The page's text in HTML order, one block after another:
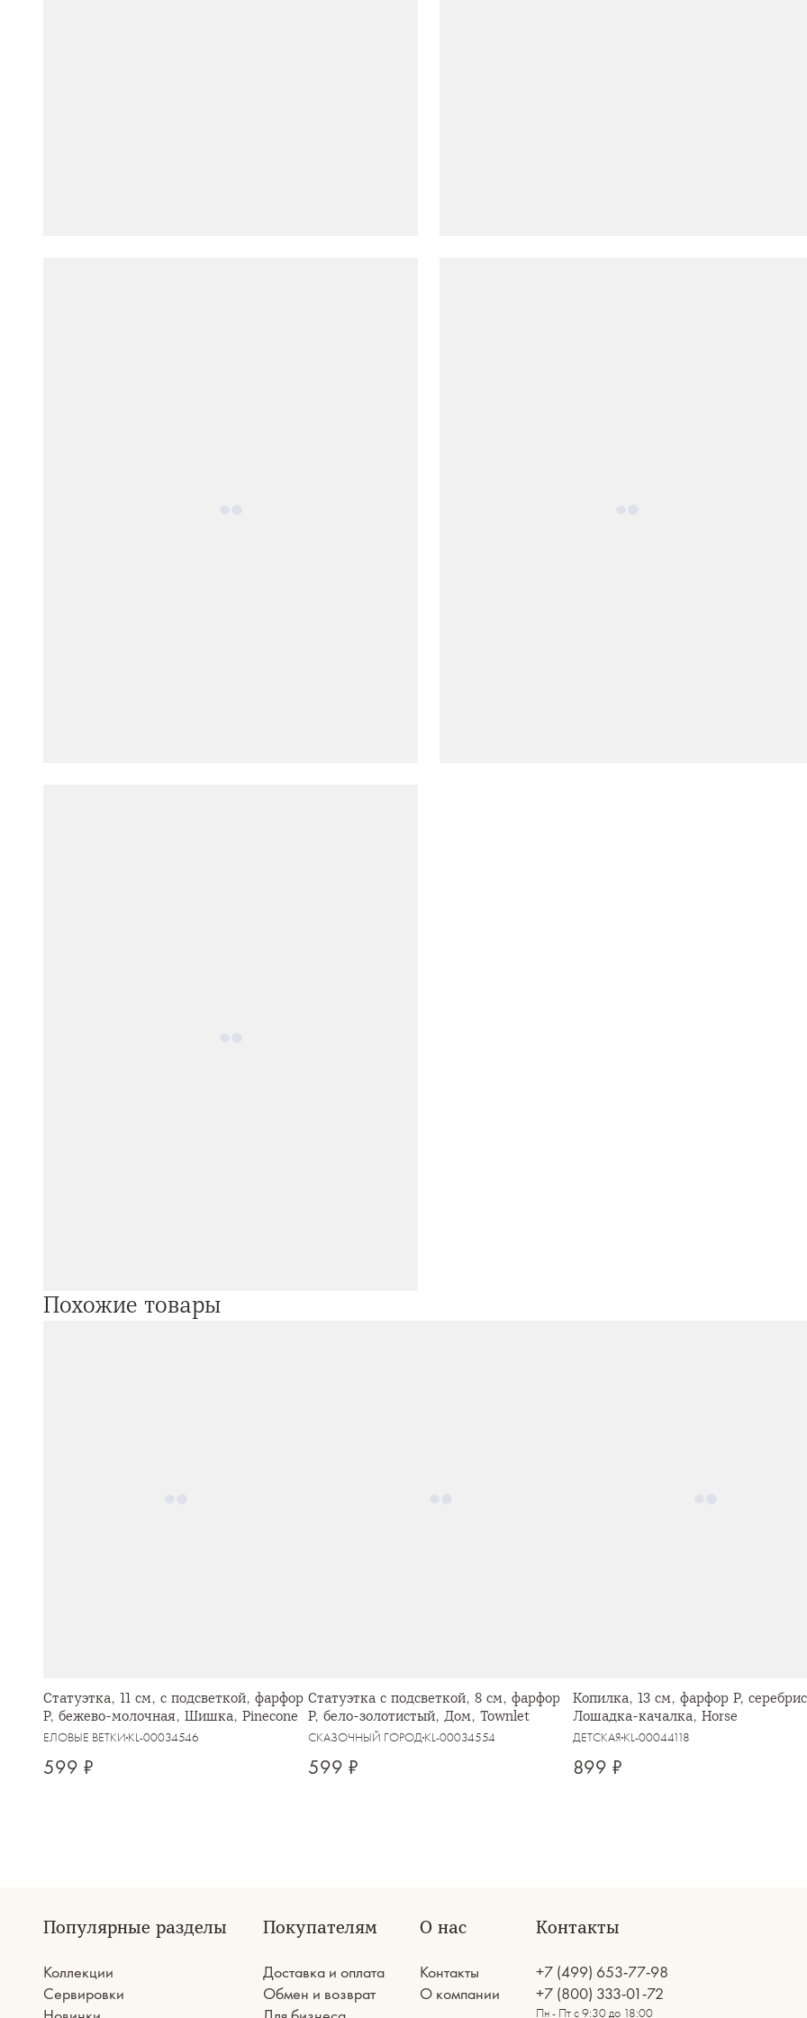
Похожие товары
Статуэтка, 11 см, с подсветкой, фарфор
P, бежево-молочная, Шишка, Pinecone
ЕЛОВЫЕ ВЕТКИ KL-00034546
599 ₽
Статуэтка с подсветкой, 8 см, фарфор
P, бело-золотистый, Дом, Townlet
СКАЗОЧНЫЙ ГОРОДKL-00034554
599 ₽
Копилка, 13 см, фарфор P,
Лошадка-качалка, Horse
ДЕТСКАЯ KL-00044118
899 ₽
Популярные разделы
Коллекции
Сервировки
Покупателям
Доставка и оплата
Обмен и возврат
О нас
Контакты
О компании
Контакты
+7 (499) 653-77-98
+7 (800) 333-01-72
Пн - Пт с 9:30 до 18:00